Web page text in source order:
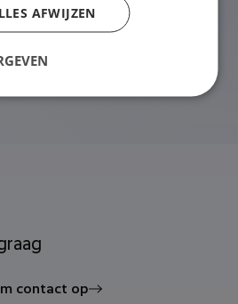
wachttijd bij
het programma?
contact op
AFWIJZEN